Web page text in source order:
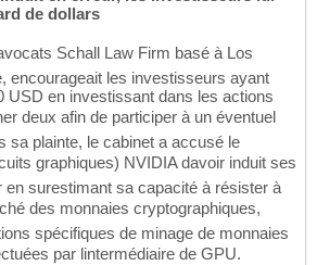
de dollars
Schall Law Firm basé à Los
encourageait les investisseurs ayant
USD en investissant dans les actions
deux afin de participer à un éventuel
sa plainte, le cabinet a accusé le
graphiques) NVIDIA davoir induit ses
en surestimant sa capacité à résister à
des monnaies cryptographiques,
spécifiques de minage de monnaies
par lintermédiaire de GPU.